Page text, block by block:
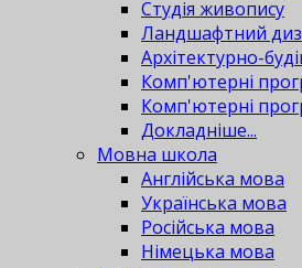
Студія живопису
Ландшафтний
Архітектурно-
Комп'ютерні
Комп'ютерні
Докладніше...
Мовна школа
Англійська мова
Українська мова
Російська мова
Німецька мова